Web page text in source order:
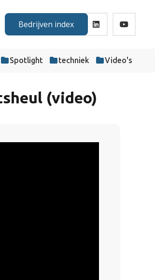
Bedrijven index
Spotlight techniek Video's
(video)